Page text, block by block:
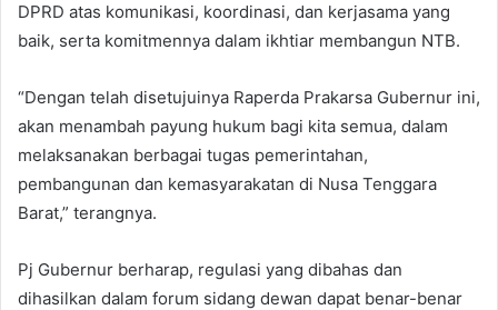
DPRD atas komunikasi, koordinasi, dan kerjasama yang
baik, serta komitmennya dalam ikhtiar membangun NTB.
“Dengan telah disetujuinya Raperda Prakarsa Gubernur ini,
akan menambah payung hukum bagi kita semua, dalam
melaksanakan berbagai tugas pemerintahan,
pembangunan dan kemasyarakatan di Nusa Tenggara
Barat,” terangnya.
Pj Gubernur berharap, regulasi yang dibahas dan
dihasilkan dalam forum sidang dewan dapat benar-benar